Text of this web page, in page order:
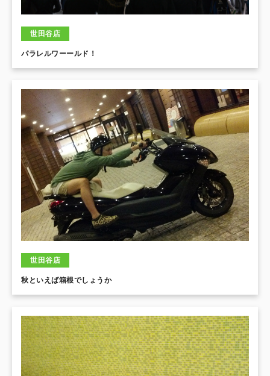
世田谷店
パラレルワーールド！
世田谷店
秋といえば箱根でしょうか